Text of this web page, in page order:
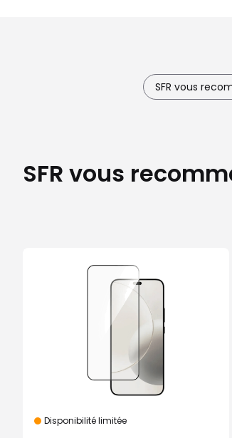
SFR vous
SFR vous
Disponibilité limitée